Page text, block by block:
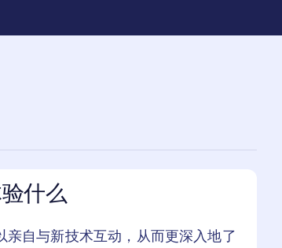
什么
亲自与新技术互动，从而更深入地了